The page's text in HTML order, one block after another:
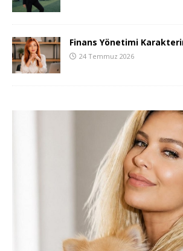
Finans Yönetimi
24 Temmuz 2026